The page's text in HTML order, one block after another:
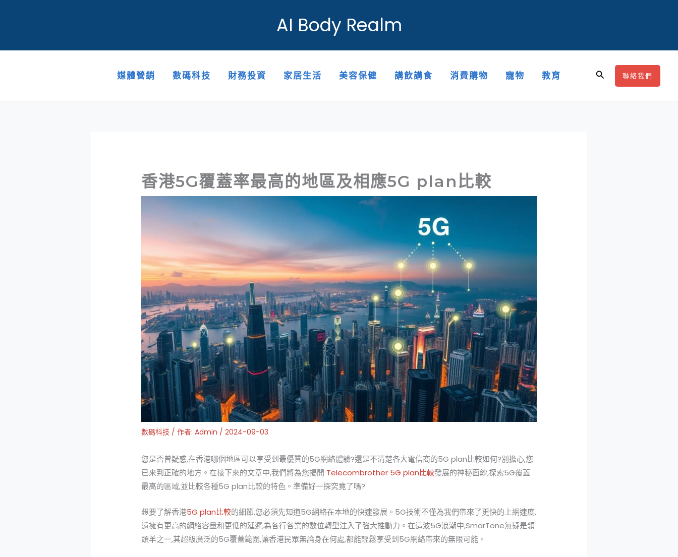
AI Body Realm
媒體營銷 數碼科技 財務投資 家居生活 美容保健 講飲講食 消費購物 寵物 教育
搜
聯絡我們
香港5G覆蓋率最高的地區及相應5G plan比較
數碼科技 / 作者:Admin /2024-09-03
您是否曾疑惑,在香港哪個地區可以享受到最優質的5G網絡體驗?還是不清楚各大電信商的5G plan比較如何?別擔心,您
已來到正確的地方。在接下來的文章中,我們將為您揭開 Telecombrother 5G plan比較發展的神秘面紗,探索5G覆蓋
最高的區域,並比較各種5G plan比較的特色。準備好一探究竟了嗎?
想要了解香港5G plan比較的細節,您必須先知道5G網絡在本地的快速發展。5G技術不僅為我們帶來了更快的上網速度,
還擁有更高的網絡容量和更低的延遲,為各行各業的數位轉型注入了強大推動力。在這波5G浪潮中,SmarTone無疑是領
頭羊之一,其超級廣泛的5G覆蓋範圍,讓香港民眾無論身在何處,都能輕鬆享受到5G網絡帶來的無限可能。